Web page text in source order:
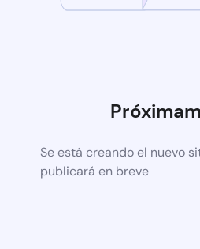
Se está creando el nuevo
publicará en breve